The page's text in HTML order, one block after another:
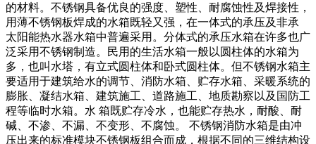
的材料。不锈钢具备优良的强度、塑性、耐腐蚀性及焊接性，
用薄不锈钢板焊成的水箱既轻又强，在一体式的承压及非承
太阳能热水器水箱中普遍采用。分体式的承压水箱在许多也广
泛采用不锈钢制造。民用的生活水箱一般以圆柱体的水箱为
多，也叫水塔，有立式圆柱体和卧式圆柱体。但不锈钢水箱主
要适用于建筑给水的调节、消防水箱、贮存水箱、采暖系统的
膨胀、凝结水箱、建筑施工、道路施工、地质勘察以及国防工
程等临时水箱。水 箱既贮存冷水，也能贮存热水，耐酸、耐
碱、不渗、不漏、不变形、不腐蚀。 不锈钢消防水箱是由冲
压出来的标准模块不锈钢板组合而成，根据不同的三维结构设